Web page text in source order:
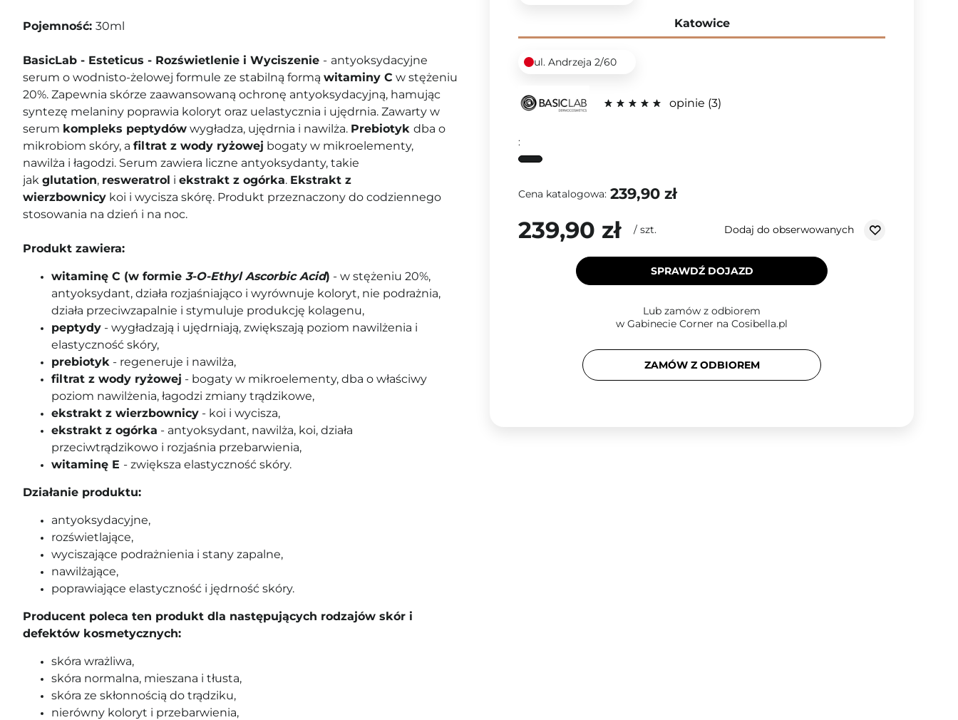
Pojemność: 30ml
BasicLab - Esteticus - Rozświetlenie i Wyciszenie - antyoksydacyjne
serum o wodnisto-żelowej formule ze stabilną formą witaminy C w stężeniu
20%. Zapewnia skórze zaawansowaną ochronę antyoksydacyjną, hamując
syntezę melaniny poprawia koloryt oraz uelastycznia i ujędrnia. Zawarty w
serum kompleks peptydów wygładza, ujędrnia i nawilża. Prebiotyk dba o
mikrobiom skóry, a filtrat z wody ryżowej bogaty w mikroelementy,
nawilża i łagodzi. Serum zawiera liczne antyoksydanty, takie
jak glutation, resweratrol i ekstrakt z ogórka. Ekstrakt z
wierzbownicy koi i wycisza skórę. Produkt przeznaczony do codziennego
stosowania na dzień i na noc.
Produkt zawiera:
witaminę C (w formie 3-O-Ethyl Ascorbic Acid) - w stężeniu 20%,
antyoksydant, działa rozjaśniająco i wyrównuje koloryt, nie podrażnia,
działa przeciwzapalnie i stymuluje produkcję kolagenu,
peptydy - wygładzają i ujędrniają, zwiększają poziom nawilżenia i
elastyczność skóry,
prebiotyk - regeneruje i nawilża,
filtrat z wody ryżowej - bogaty w mikroelementy, dba o właściwy
poziom nawilżenia, łagodzi zmiany trądzikowe,
ekstrakt z wierzbownicy - koi i wycisza,
ekstrakt z ogórka - antyoksydant, nawilża, koi, działa
przeciwtrądzikowo i rozjaśnia przebarwienia,
witaminę E - zwiększa elastyczność skóry.
Działanie produktu:
antyoksydacyjne,
rozświetlające,
wyciszające podrażnienia i stany zapalne,
nawilżające,
poprawiające elastyczność i jędrność skóry.
Producent poleca ten produkt dla następujących rodzajów skór i
defektów kosmetycznych:
skóra wrażliwa,
skóra normalna, mieszana i tłusta,
skóra ze skłonnością do trądziku,
nierówny koloryt i przebarwienia,
Katowice
ul. Andrzeja 2/60
opinie 3
:
Cena katalogowa: 239,90 zł
239,90 zł / szt. Dodaj do obserwowanych
SPRAWDŹ DOJAZD
Lub zamów z odbiorem
w Gabinecie Corner na Cosibella.pl
ZAMÓW Z ODBIOREM